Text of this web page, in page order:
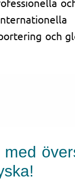
och